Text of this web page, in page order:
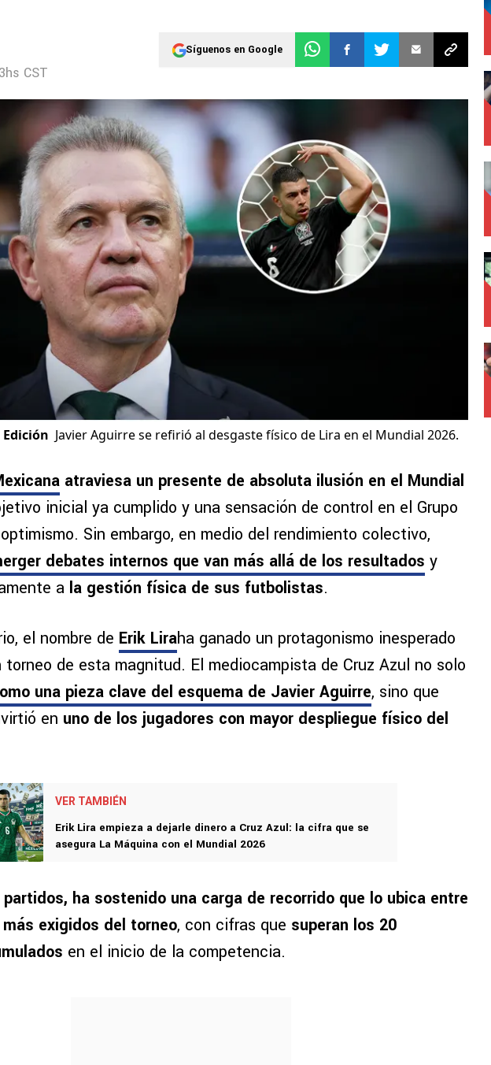
CST
Síguenos en Google
Javier Aguirre se refirió al desgaste físico de Lira en el Mundial 2026.
atraviesa un presente de absoluta ilusión en el Mundial
inicial ya cumplido y una sensación de control en el Grupo
Sin embargo, en medio del rendimiento colectivo,
debates internos que van más allá de los resultados y
a la gestión física de sus futbolistas.
el nombre de Erik Liraha ganado un protagonismo inesperado
torneo de esta magnitud. El mediocampista de Cruz Azul no solo
una pieza clave del esquema de Javier Aguirre, sino que
en uno de los jugadores con mayor despliegue físico del
VER TAMBIÉN
Erik Lira empieza a dejarle dinero a Cruz Azul: la cifra que se
asegura La Máquina con el Mundial 2026
partidos, ha sostenido una carga de recorrido que lo ubica entre
exigidos del torneo, con cifras que superan los 20
en el inicio de la competencia.